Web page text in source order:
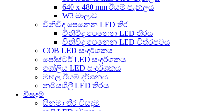
640 x 480 mm ඊයම් පැනලය
W3 මාලාව
විනිවිද පෙනෙන LED තිර
විනිවිද පෙනෙන LED තිරය
විනිවිද පෙනෙන LED චිත්රපටය
COB LED සංදර්ශකය
පෝස්ටර් LED සංදර්ශකය
ගෝලීය LED ​​සංදර්ශකය
මහල ඊයම් දර්ශනය
නම්යශීලී LED තිරය
විසඳුම්
සිනමා තිර විසඳුම